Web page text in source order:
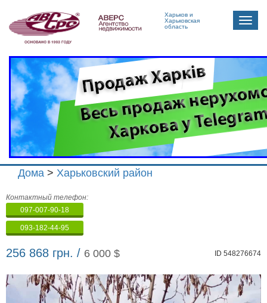
Харьков и
Харьковская
область
Toggle
Дома > Харьковский район
Агенство
недвижимости
"Аверс"
Контактный телефон:
097-007-90-18
093-182-44-95
256 868 грн. / 6 000 $ ID 548276674